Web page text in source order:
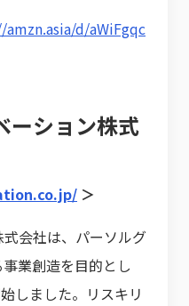
d/aWiFgqc
ーション株式
＞
会社は、パーソルグ
業創造を目的とし
しました。リスキリ